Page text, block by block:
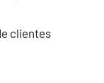
clientes